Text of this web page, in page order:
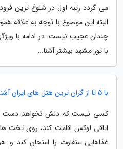
می گردد رتبه اول در شلوغ ترین
البته این موضوع با توجه به علاقه
چندان عجیب نیست. در ادامه با
با تور مشهد بیشتر آشنا...
با 5 تا از گران ترین هتل های ایران آشنا شوید
کسی نیست که دلش نخواهد دست
اتاقی لوکس اقامت کند، روی تخت
غذاهایی متفاوت را امتحان کند